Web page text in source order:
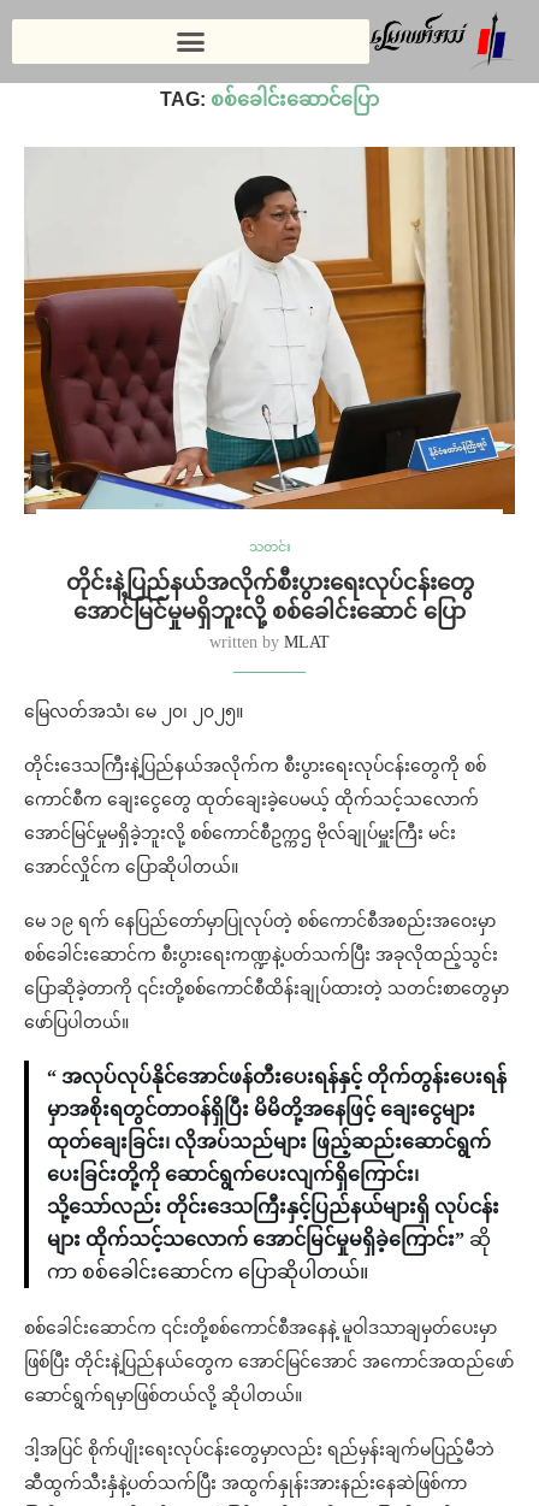
စစ်ခေါင်းဆောင်ပြော
TAG: စစ်ခေါင်းဆောင်ပြော
သတင်း
တိုင်းနဲ့ပြည်နယ်အလိုက်စီးပွားရေးလုပ်ငန်းတွေ
အောင်မြင်မှုမရှိဘူးလို့ စစ်ခေါင်းဆောင် ပြော
written by MLAT
မြေလတ်အသံ၊ မေ ၂၀၊ ၂၀၂၅။
တိုင်းဒေသကြီးနဲ့ပြည်နယ်အလိုက်က စီးပွားရေးလုပ်ငန်းတွေကို စစ်
ကောင်စီက ချေးငွေတွေ ထုတ်ချေးခဲ့ပေမယ့် ထိုက်သင့်သလောက်
အောင်မြင်မှုမရှိခဲ့ဘူးလို့ စစ်ကောင်စီဥက္ကဌ ဗိုလ်ချုပ်မှူးကြီး မင်း
အောင်လှိုင်က ပြောဆိုပါတယ်။
မေ ၁၉ ရက် နေပြည်တော်မှာပြုလုပ်တဲ့ စစ်ကောင်စီအစည်းအဝေးမှာ
စစ်ခေါင်းဆောင်က စီးပွားရေးကဏ္ဍနဲ့ပတ်သက်ပြီး အခုလိုထည့်သွင်း
ပြောဆိုခဲ့တာကို ၎င်းတို့စစ်ကောင်စီထိန်းချုပ်ထားတဲ့ သတင်းစာတွေမှာ
ဖော်ပြပါတယ်။
“ အလုပ်လုပ်နိုင်အောင်ဖန်တီးပေးရန်နှင့် တိုက်တွန်းပေးရန်
မှာအစိုးရတွင်တာဝန်ရှိပြီး မိမိတို့အနေဖြင့် ချေးငွေများ
ထုတ်ချေးခြင်း၊ လိုအပ်သည်များ ဖြည့်ဆည်းဆောင်ရွက်
ပေးခြင်းတို့ကို ဆောင်ရွက်ပေးလျက်ရှိကြောင်း၊
သို့သော်လည်း တိုင်းဒေသကြီးနှင့်ပြည်နယ်များရှိ လုပ်ငန်း
များ ထိုက်သင့်သလောက် အောင်မြင်မှုမရှိခဲ့ကြောင်း” ဆို
ကာ စစ်ခေါင်းဆောင်က ပြောဆိုပါတယ်။
စစ်ခေါင်းဆောင်က ၎င်းတို့စစ်ကောင်စီအနေနဲ့ မူဝါဒသာချမှတ်ပေးမှာ
ဖြစ်ပြီး တိုင်းနဲ့ပြည်နယ်တွေက အောင်မြင်အောင် အကောင်အထည်ဖော်
ဆောင်ရွက်ရမှာဖြစ်တယ်လို့ ဆိုပါတယ်။
ဒါ့အပြင် စိုက်ပျိုးရေးလုပ်ငန်းတွေမှာလည်း ရည်မှန်းချက်မပြည့်မီဘဲ
ဆီထွက်သီးနှံနဲ့ပတ်သက်ပြီး အထွက်နှုန်းအားနည်းနေဆဲဖြစ်ကာ